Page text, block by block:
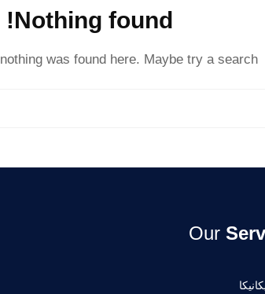
Nothing found!
was found here. Maybe try a search?
Our